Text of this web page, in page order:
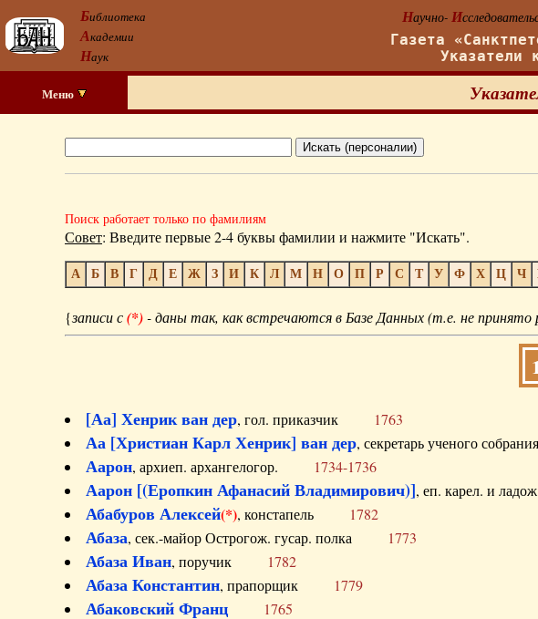
Библиотека
Академии
Наук
Научно- И
Газета
Указатели
Меню
Поиск работает только по фамилиям
Совет: Введите первые 2-4 буквы фамилии и нажмите "Искать".
А Б В Г Д Е Ж З И К Л М Н О П Р С Т У Ф Х Ц Ч
{записи с(*)- даны так, как встречаются в Базе Данных (т.е. не принято
[Аа] Хенрик ван дер, гол. приказчик 1763
Аа [Христиан Карл Хенрик] ван дер, секретарь ученого
Аарон, архиеп. архангелогор. 1734-1736
Аарон [(Еропкин Афанасий Владимирович)], еп. карел. и
Абабуров Алексей(*), констапель 1782
Абаза, сек.-майор Острогож. гусар. полка 1773
Абаза Иван, поручик 1782
Абаза Константин, прапорщик 1779
Абаковский Франц 1765